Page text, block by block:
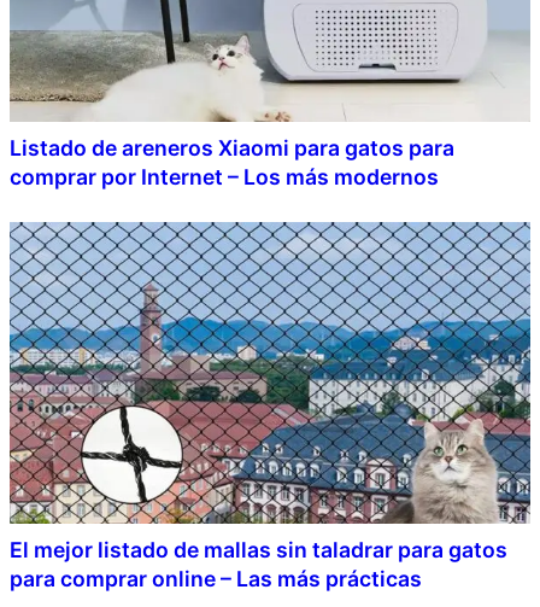
Listado de areneros Xiaomi para gatos para
comprar por Internet – Los más modernos
El mejor listado de mallas sin taladrar para gatos
para comprar online – Las más prácticas